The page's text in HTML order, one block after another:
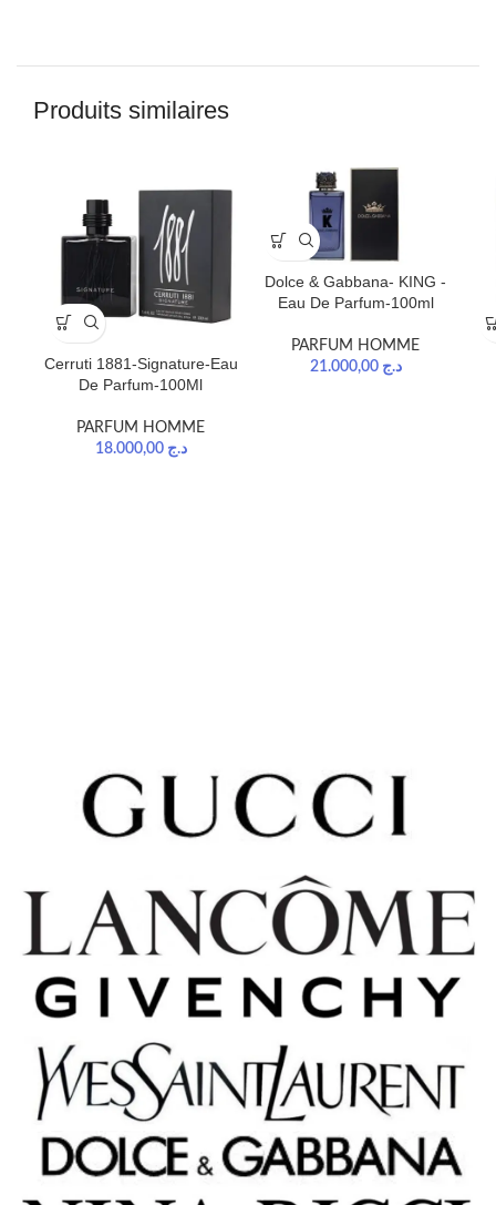
Produits similaires
Cerruti 1881-Signature-Eau
De Parfum-100Ml
PARFUM HOMME
د.ج 18.000,00
Dolce & Gabbana- KING -
Eau De Parfum-100ml
PARFUM HOMME
د.ج 21.000,00